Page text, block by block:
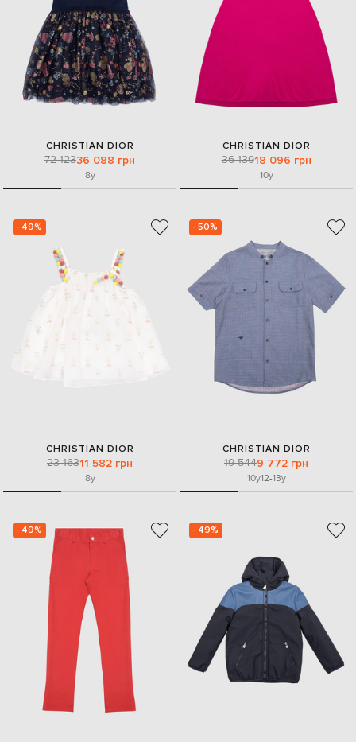
CHRISTIAN DIOR
72 12336 088 грн
8y
CHRISTIAN DIOR
36 13918 096 грн
10y
- 49%
CHRISTIAN DIOR
23 16311 582 грн
8y
- 50%
CHRISTIAN DIOR
19 5449 772 грн
10y12-13y
- 49% - 49%